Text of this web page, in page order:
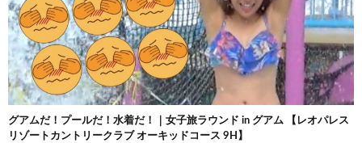
グアムだ！プールだ！水着だ！｜女子旅ラウンド in グアム 【レオパレス
リゾートカントリークラブ オーキッドコース 9H】